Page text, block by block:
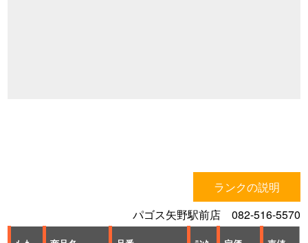
ランクの説明
パゴス矢野駅前店 082-516-5570